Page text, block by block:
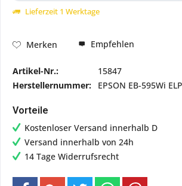
Lieferzeit 1 Werktage
Merken Empfehlen
Artikel-Nr.:
15847
Herstellernummer:
EPSON EB-595Wi
Vorteile
Kostenloser Versand innerhalb D
Versand innerhalb von 24h
14 Tage Widerrufsrecht